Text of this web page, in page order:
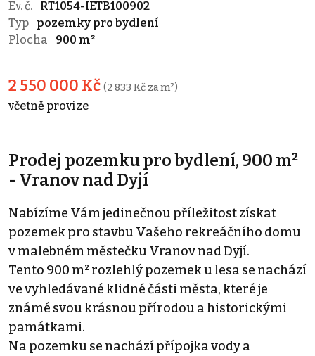
Ev. č.
RT1054-IETB100902
Typ
pozemky pro bydlení
Plocha
900 m²
2 550 000 Kč (2 833 Kč za m²)
včetně provize
Prodej pozemku pro bydlení, 900 m²
- Vranov nad Dyjí
Nabízíme Vám jedinečnou příležitost získat
pozemek pro stavbu Vašeho rekreáčního domu
v malebném městečku Vranov nad Dyjí.
Tento 900 m² rozlehlý pozemek u lesa se nachází
ve vyhledávané klidné části města, které je
známé svou krásnou přírodou a historickými
památkami.
Na pozemku se nachází přípojka vody a